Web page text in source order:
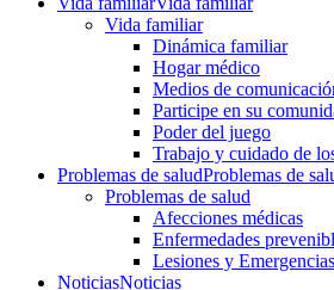
Vida familiar
Dinámica familiar
Hogar médico
Medios de
Participe en su
Poder del juego
Trabajo y cuidado de
Problemas de saludProblemas de
Problemas de salud
Afecciones médicas
Enfermedades
Lesiones y Emergencias
NoticiasNoticias